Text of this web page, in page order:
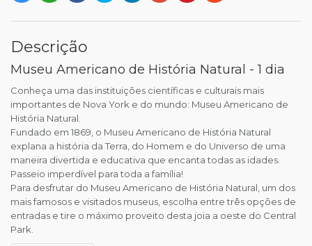
Descrição
Museu Americano de História Natural - 1 dia
Conheça uma das instituições científicas e culturais mais
importantes de Nova York e do mundo: Museu Americano de
História Natural.
Fundado em 1869, o Museu Americano de História Natural
explana a história da Terra, do Homem e do Universo de uma
maneira divertida e educativa que encanta todas as idades.
Passeio imperdível para toda a família!
Para desfrutar do Museu Americano de História Natural, um dos
mais famosos e visitados museus, escolha entre três opções de
entradas e tire o máximo proveito desta joia a oeste do Central
Park.